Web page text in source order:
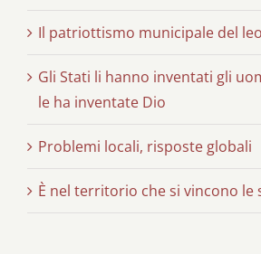
Il patriottismo municipale del
Gli Stati li hanno inventati gli
le ha inventate Dio
Problemi locali, risposte globali
È nel territorio che si vincono le